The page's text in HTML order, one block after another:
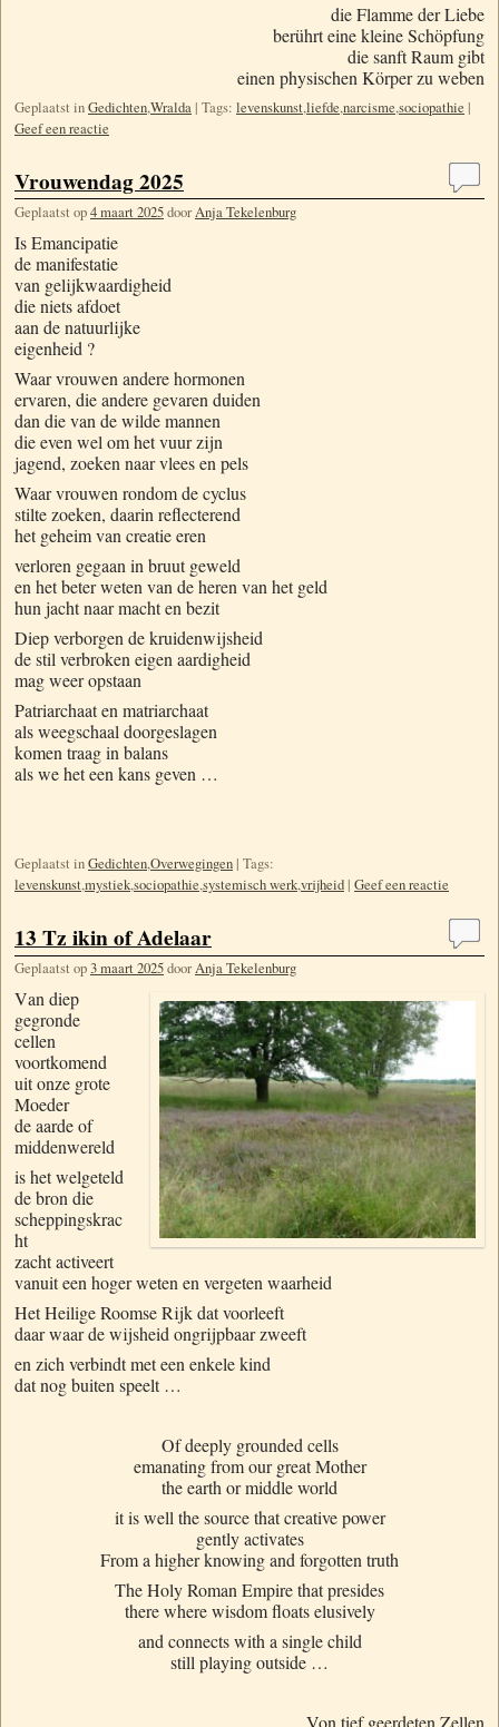
die Flamme der Liebe
berührt eine kleine Schöpfung
die sanft Raum gibt
einen physischen Körper zu weben
Geplaatst inGedichten,Wralda | Tags: levenskunst,liefde,narcisme,sociopathie |
Geef een reactie
Vrouwendag 2025
Geplaatst op4 maart 2025doorAnja Tekelenburg
Is Emancipatie
de manifestatie
van gelijkwaardigheid
die niets afdoet
aan de natuurlijke
eigenheid ?
Waar vrouwen andere hormonen
ervaren, die andere gevaren duiden
dan die van de wilde mannen
die even wel om het vuur zijn
jagend, zoeken naar vlees en pels
Waar vrouwen rondom de cyclus
stilte zoeken, daarin reflecterend
het geheim van creatie eren
verloren gegaan in bruut geweld
en het beter weten van de heren van het geld
hun jacht naar macht en bezit
Diep verborgen de kruidenwijsheid
de stil verbroken eigen aardigheid
mag weer opstaan
Patriarchaaten matriarchaat
als weegschaal doorgeslagen
komen traag in balans
als we het een kans geven …
Geplaatst inGedichten,Overwegingen | Tags:
levenskunst,mystiek,sociopathie,systemisch werk,vrijheid | Geef een reactie
13 Tz ikin of Adelaar
Geplaatst op3 maart 2025doorAnja Tekelenburg
Van diep
gegronde
cellen
voortkomend
uit onze grote
Moeder
de aarde of
middenwereld
is het welgeteld
de bron die
scheppingskrac
ht
zacht activeert
vanuit een hoger weten en vergeten waarheid
Het Heilige Roomse Rijk dat voorleeft
daar waar de wijsheid ongrijpbaar zweeft
en zich verbindt met een enkele kind
dat nog buiten speelt …
Of deeply grounded cells
emanating from our great Mother
the earth or middle world
it is well the source that creative power
gently activates
From a higher knowing and forgotten truth
The Holy Roman Empire that presides
there where wisdom floats elusively
and connects with a single child
still playing outside …
Von tief geerdeten Zellen